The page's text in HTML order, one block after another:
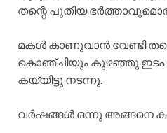
തന്റെ പുതിയ
മകൾ കാണുവാൻ വേണ്ടി
കൊഞ്ചിയും കുഴഞ്ഞു
കയ്യിട്ടു നടന്നു.
വർഷങ്ങൾ ഒന്നു അങ്ങനെ